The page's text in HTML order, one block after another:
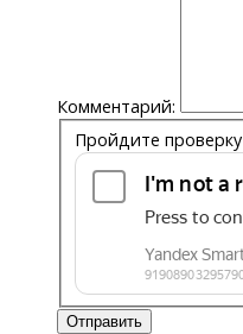
Комментарий:
Пройдите проверку
Отправить